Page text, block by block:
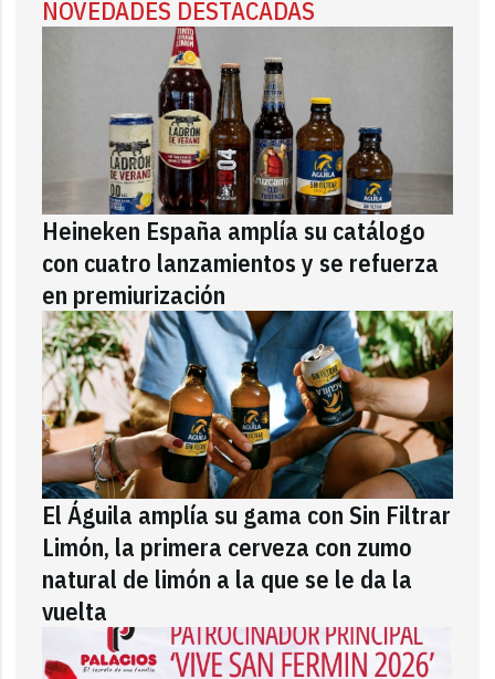
NOVEDADES DESTACADAS
Heineken España amplía su catálogo
con cuatro lanzamientos y se refuerza
en premiurización
El Águila amplía su gama con Sin Filtrar
Limón, la primera cerveza con zumo
natural de limón a la que se le da la
vuelta